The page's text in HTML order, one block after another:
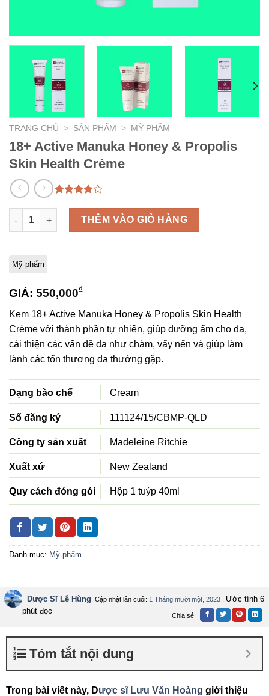
TRANG CHỦ > SẢN PHẨM > MỸ PHẨM
18+ Active Manuka Honey & Propolis
Skin Health Crème
Mỹ phẩm
đánh
giá
GIÁ: 550,000₫
Kem 18+ Active Manuka Honey & Propolis Skin Health
Crème với thành phần tự nhiên, giúp dưỡng ẩm cho da,
cải thiện các vấn đề da như chàm, vẩy nến và giúp làm
lành các tổn thương da thường gặp.
Dạng bào chế Cream
Số đăng ký 111124/15/CBMP-QLD
Công ty sản xuất Madeleine Ritchie
Xuất xứ New Zealand
Quy cách đóng gói Hộp 1 tuýp 40ml
18+ Active Manuka Honey & Propolis Skin Health Crème số
THÊM VÀO GIỎ HÀNG
Danh mục: Mỹ phẩm
Dược Sĩ Lê Hùng , Cập nhật lần cuối: 1 Tháng mười một, 2023
Ước tính 6
phút đọc
Chia sẻ
Tóm tắt nội dung
Trong bài viết này, Dược sĩ Lưu Văn Hoàng giới thiệu